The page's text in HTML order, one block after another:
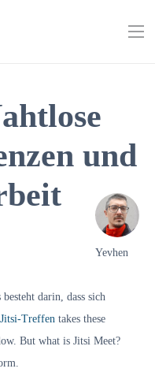
und
Yevhen
darin, dass sich
Jitsi-Treffen takes these
But what is Jitsi Meet?